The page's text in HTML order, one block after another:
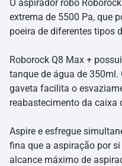
O aspirador robô
extrema de 5500 Pa, que
poeira de diferentes tipos
Roborock Q8 Max +
tanque de água de
gaveta facilita o
reabastecimento da caixa
Aspire e esfregue
fina que a aspiração por
alcance máximo de